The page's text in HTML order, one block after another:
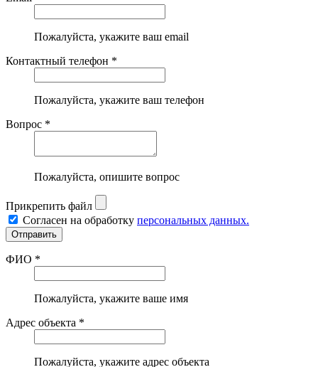
Пожалуйста, укажите ваш email
Контактный телефон *
Пожалуйста, укажите ваш телефон
Вопрос *
Пожалуйста, опишите вопрос
Прикрепить файл
Согласен на обработку персональных данных.
ФИО *
Пожалуйста, укажите ваше имя
Адрес объекта *
Пожалуйста, укажите адрес объекта